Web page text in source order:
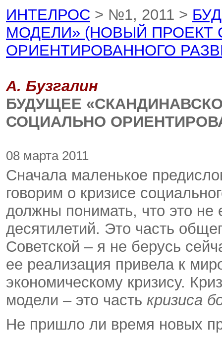
ИНТЕЛРОС > №1, 2011 >
МОДЕЛИ» (НОВЫЙ ПРОЕКТ
ОРИЕНТИРОВАННОГО
А. Бузгалин
БУДУЩЕЕ
СОЦИАЛЬНО
08 марта 2011
Сначала маленькое
говорим о кризисе
должны понимать, что это не
десятилетий. Это часть
Советской – я не берусь
ее реализация привела к
экономическому кризису.
модели – это часть кризиса
Не пришло ли время новых